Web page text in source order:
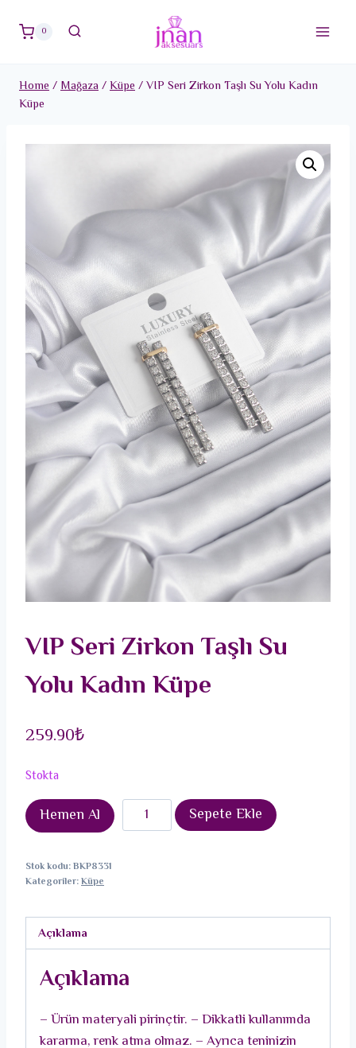
0
Home/Mağaza/Küpe/VIP Seri Zirkon Taşlı Su Yolu Kadın
Küpe
VIP Seri Zirkon Taşlı Su
Yolu Kadın Küpe
259.90₺
Stokta
Hemen Al
Seri
Yolu
adet
Sepete Ekle
Stok kodu:BKP8331
Kategoriler:Küpe
Açıklama
Açıklama
– Ürün materyali pirinçtir. – Dikkatli kullanımda
kararma, renk atma olmaz. – Ayrıca teninizin